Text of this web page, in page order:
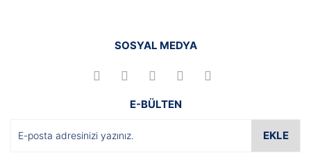
SOSYAL MEDYA
E-BÜLTEN
EKLE